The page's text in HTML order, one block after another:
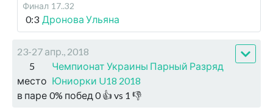
Финал 17..32
0:3 Дронова Ульяна
23-27 апр., 2018
5
место
Чемпионат Украины Парный Разряд
Юниорки U18 2018
в паре 0% побед 0👍 vs 1 👎